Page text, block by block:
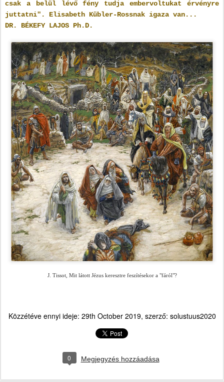
csak a belül lévő fény tudja embervoltukat érvényre
juttatni". Elisabeth Kübler-Rossnak igaza van...
DR. BÉKEFY LAJOS Ph.D.
J. Tissot, Mit látott Jézus keresztre feszítésekor a "fáról"?
Közzétéve ennyi ideje: 29th October 2019, szerző: solustuus2020
0 Megjegyzés hozzáadása